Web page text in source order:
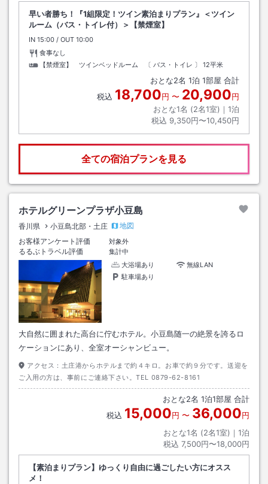
早い者勝ち！『1組限定！ツイン素泊まりプラン』＜ツイン
ルーム（バス・トイレ付）＞【禁煙室】
IN チェックイン
15:00 / OUT チェックアウト
10:00
食事なし
【禁煙室】 ツインベッドルーム 〔 バス・トイレ 〕
12平米
おとな2名 1泊 1部屋 合計
税込 18,700円 〜 20,900円
おとな1名 (2名1室)｜ 1泊
税込 9,350円〜10,450円
全ての宿泊プランを見る
ホテルグリーンプラザ小豆島
香川県 小豆島北部・土庄
地図
お客様アンケート評価
対象外
るるぶトラベル評価
集計中
大浴場あり
無線LAN
駐車場あり
大自然に囲まれた高台に佇むホテル。小豆島随一の絶景を誇るロ
ケーションにあり、全室オーシャンビュー。
アクセス： 土庄港からホテルまで約４キロ。お車で約９分です。送迎を
ご入用の方は、事前にご連絡下さい。TEL 0879-62-8161
おとな2名 1泊1部屋 合計
税込 15,000円 〜 36,000円
おとな1名 (2名1室)｜ 1泊
税込 7,500円〜18,000円
【素泊まりプラン】ゆっくり自由に過ごしたい方にオスス
メ！